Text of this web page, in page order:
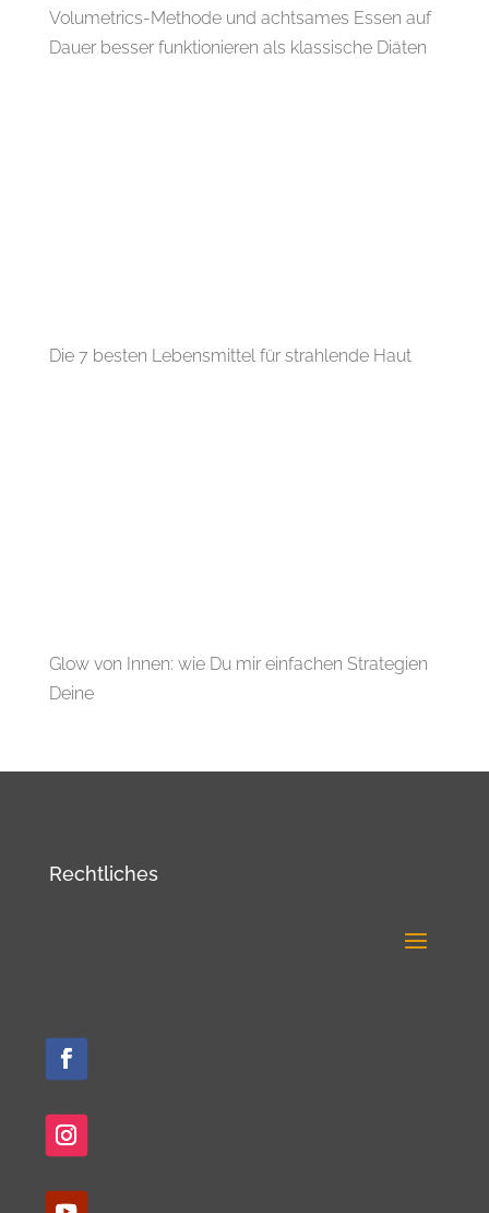
Volumetrics-Methode und achtsames Essen auf
Dauer besser funktionieren als klassische Diäten
Die 7 besten Lebensmittel für strahlende Haut
Glow von Innen: wie Du mir einfachen Strategien
Deine
Rechtliches